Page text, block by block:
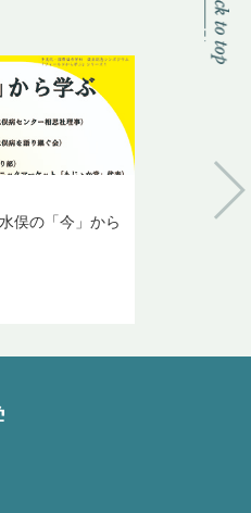
俣の「今」から